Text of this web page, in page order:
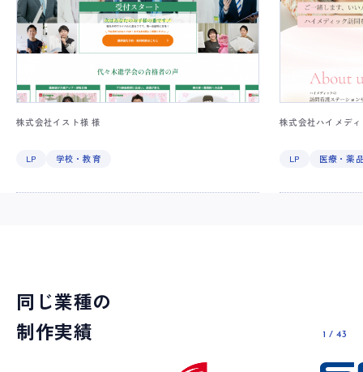
株式会社イスト様 様
LP 学校・教育
株式会社ハイメデ
LP 医療・薬
同じ業種の
制作実績
1 / 43